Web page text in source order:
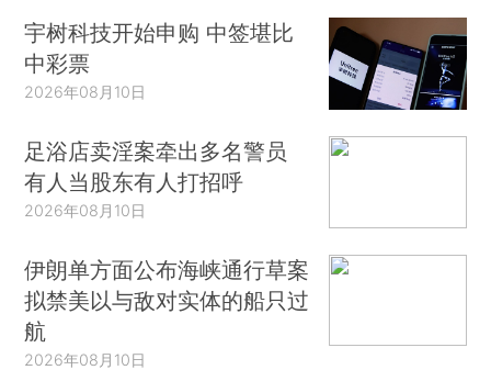
宇树科技开始申购 中签堪比
中彩票
2026年08月10日
足浴店卖淫案牵出多名警员
有人当股东有人打招呼
2026年08月10日
伊朗单方面公布海峡通行草案
拟禁美以与敌对实体的船只过
航
2026年08月10日